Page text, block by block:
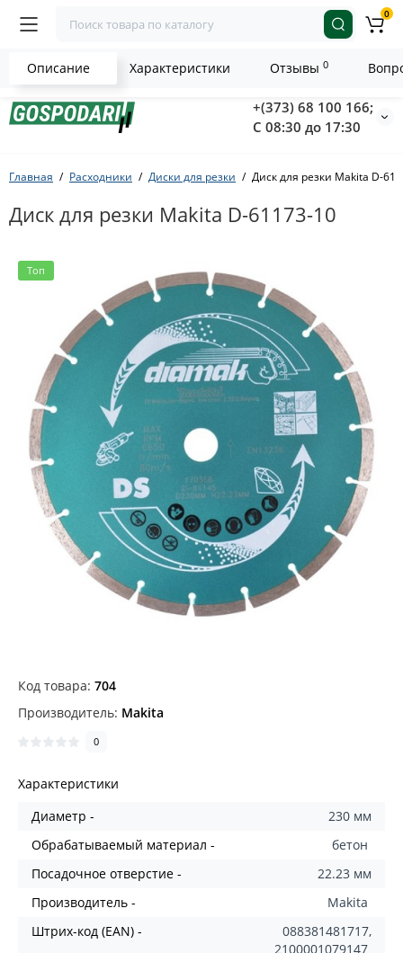
+(373) 68 100 166;
С 08:30 до 17:30
0
Главная Расходники Диски для резки Диск для резки Makita D-
Диск для резки Makita D-61173-10
Топ
Код товара: 704
Производитель: Makita
0
Характеристики
Диаметр -
230 мм
Обрабатываемый материал -
бетон
Посадочное отверстие -
22.23 мм
Производитель -
Makita
Штрих-код (EAN) -
088381481717,
2100001079147
Описание Характеристики Отзывы 0